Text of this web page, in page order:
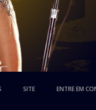
SITE ENTRE EM